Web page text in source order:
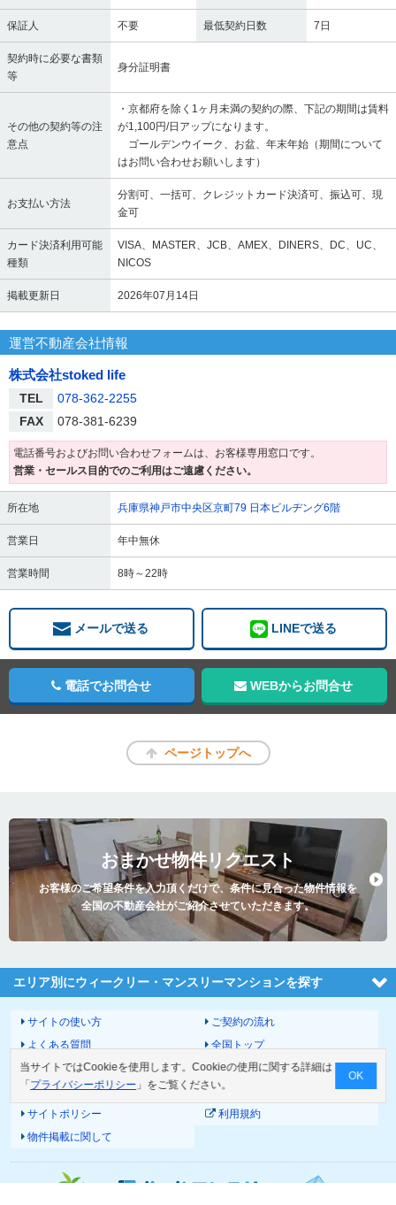
保証人 不要 最低契約日数 7日
契約時に必要な書類
等
身分証明書
その他の契約等の注
意点
・京都府を除く1ヶ月未満の契約の際、下記の期間は賃料
が1,100円/日アップになります。
ゴールデンウイーク、お盆、年末年始（期間について
はお問い合わせお願いします）
お支払い方法
分割可、一括可、クレジットカード決済可、振込可、現
金可
カード決済利用可能
種類
VISA、MASTER、JCB、AMEX、DINERS、DC、UC、
NICOS
掲載更新日 2026年07月14日
運営不動産会社情報
株式会社stoked life
TEL
078-362-2255
FAX
078-381-6239
電話番号およびお問い合わせフォームは、お客様専用窓口です。
営業・セールス目的でのご利用はご遠慮ください。
所在地 兵庫県神戸市中央区京町79 日本ビルヂング6階
営業日 年中無休
営業時間 8時～22時
メールで送る LINEで送る
電話でお問合せ WEBからお問合せ
ページトップへ
おまかせ物件リクエスト
お客様のご希望条件を入力頂くだけで、条件に見合った物件情報を
全国の不動産会社がご紹介させていただきます。
エリア別にウィークリー・マンスリーマンションを探す
サイトの使い方
ご契約の流れ
よくある質問
全国トップ
サイトマップ
運営会社
お問い合わせ
個人情報の取扱いについて
サイトポリシー
利用規約
物件掲載に関して
当サイトではCookieを使用します。Cookieの使用に関する詳細は
「 プライバシーポリシー 」をご覧ください。
OK